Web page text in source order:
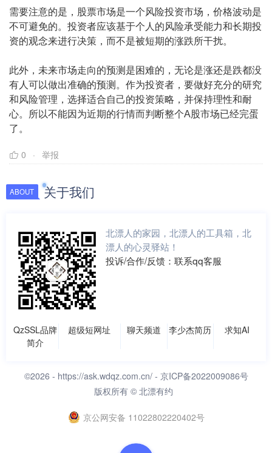
需要注意的是，股票市场是一个风险投资市场，价格波动是
不可避免的。投资者应该基于个人的风险承受能力和长期投
资的观念来进行决策，而不是被短期的涨跌所干扰。
此外，未来市场走向的预测是困难的，无论是涨还是跌都没
有人可以做出准确的预测。作为投资者，要做好充分的研究
和风险管理，选择适合自己的投资策略，并保持理性和耐
心。所以不能因为近期的行情而判断整个A股市场已经完蛋
了。
0 举报
ABOUT 关于我们
北漂人的家园，北漂人的工具箱，北
漂人的心灵驿站！
投诉/合作/反馈：联系qq客服
QzSSL品牌
简介
超级短网址 聊天频道 李少杰简历 求知AI
©2026 - https://ask.wdqz.com.cn/- 京ICP备2022009086号
版权所有 © 北漂有约
京公网安备 11022802220402号